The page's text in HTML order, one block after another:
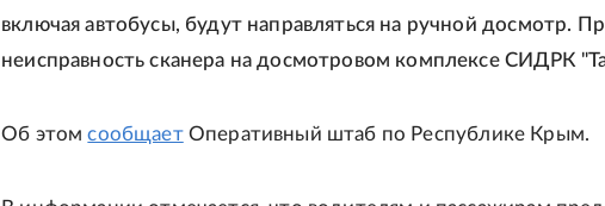
включая автобусы, будут направляться на ручной досмотр.
неисправность сканера на досмотровом комплексе СИДРК
Об этомсообщаетОперативный штаб по Республике Крым.